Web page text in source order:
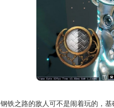
钢铁之路的敌人可不是闹着玩的，